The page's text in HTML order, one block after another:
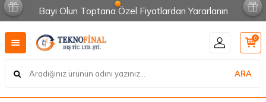
Bayi Olun Toptana Özel Fiyatlardan Yararlanın
ARA
0